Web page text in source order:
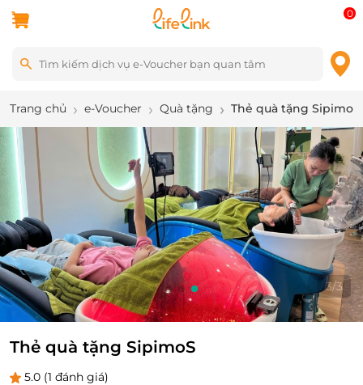
0
Trang chủ e-Voucher Quà tặng Thẻ quà tặng SipimoS
3/3
Thẻ quà tặng SipimoS
5.0 (1 đánh giá)